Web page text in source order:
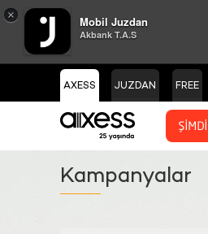
× Mobil Juzdan
Akbank T.A.S
AXESS JUZDAN FREE
Kampanyalar